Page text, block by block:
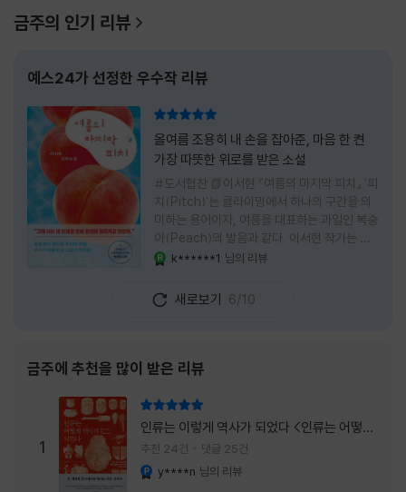
금주의 인기 리뷰
예스24가 선정한 우수작 리뷰
올여름 조용히 내 손을 잡아준, 마음 한 켠
가장 따뜻한 위로를 받은 소설
#도서협찬 📗이서현 『여름의 마지막 피치』 '피
치(Pitch)'는 클라이밍에서 하나의 구간을 의
미하는 용어이자, 여름을 대표하는 과일인 복숭
아(Peach)의 발음과 같다. 이서현 작가는 이
중의적인 제목 안에 소설이 전하고 싶은 메시지
럼 가장 달콤하고 찬란한 계절인 여름. 하지만
그 여름도 끝이 있다. 그리고 클라이밍의 피치
피치』는 끝나가는 여름의 아쉬움과 새로운 계
의미하는 제목이었다. 소설은 각자의 '여름'을
잃어버린 다섯 인물들의 이야기를 담고 있다.
👧연인에게 이별을 통보받고 외모를 향한 악성
댓글로 인해 카메라 앞에 설 수 없게 된 요리 유
튜버
k******1 님의 리뷰
새로보기 6/10
금주에 추천을 많이 받은 리뷰
1
인류는 이렇게 역사가 되었다 <인류는 어떻게
역사가 되었나>
추천 24건 댓글 25건
y****n 님의 리뷰